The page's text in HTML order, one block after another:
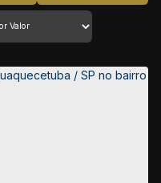
Jardim Moraes